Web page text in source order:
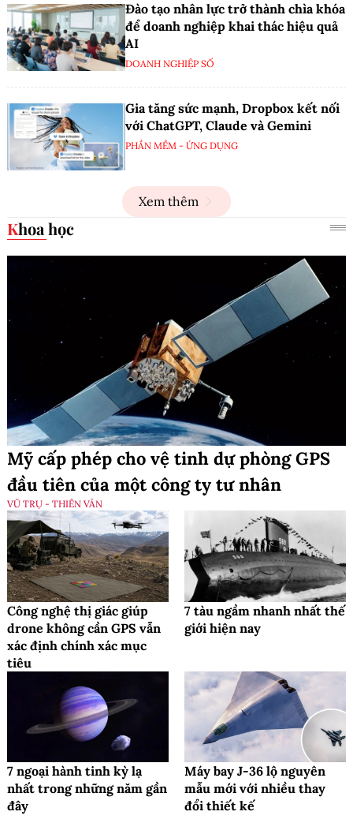
Đào tạo nhân lực trở thành chìa khóa
để doanh nghiệp khai thác hiệu quả
AI
DOANH NGHIỆP SỐ
Gia tăng sức mạnh, Dropbox kết nối
với ChatGPT, Claude và Gemini
PHẦN MỀM - ỨNG DỤNG
Xem thêm
Khoa học
Mỹ cấp phép cho vệ tinh dự phòng GPS
đầu tiên của một công ty tư nhân
VŨ TRỤ - THIÊN VĂN
Công nghệ thị giác giúp
drone không cần GPS vẫn
xác định chính xác mục
tiêu
7 tàu ngầm nhanh nhất thế
giới hiện nay
7 ngoại hành tinh kỳ lạ
nhất trong những năm gần
đây
Máy bay J-36 lộ nguyên
mẫu mới với nhiều thay
đổi thiết kế